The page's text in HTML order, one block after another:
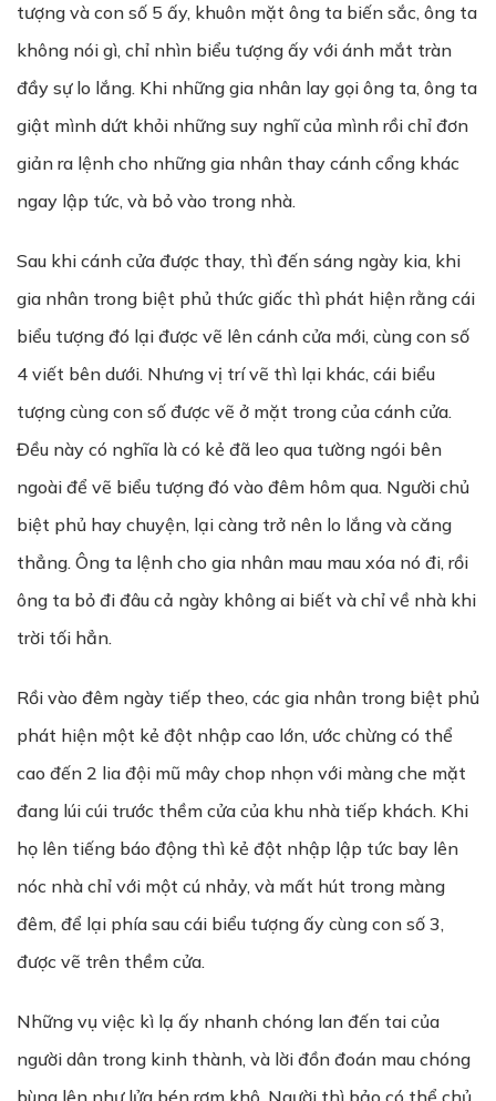
tượng và con số 5 ấy, khuôn mặt ông ta biến sắc, ông ta
không nói gì, chỉ nhìn biểu tượng ấy với ánh mắt tràn
đầy sự lo lắng. Khi những gia nhân lay gọi ông ta, ông ta
giật mình dứt khỏi những suy nghĩ của mình rồi chỉ đơn
giản ra lệnh cho những gia nhân thay cánh cổng khác
ngay lập tức, và bỏ vào trong nhà.
Sau khi cánh cửa được thay, thì đến sáng ngày kia, khi
gia nhân trong biệt phủ thức giấc thì phát hiện rằng cái
biểu tượng đó lại được vẽ lên cánh cửa mới, cùng con số
4 viết bên dưới. Nhưng vị trí vẽ thì lại khác, cái biểu
tượng cùng con số được vẽ ở mặt trong của cánh cửa.
Đều này có nghĩa là có kẻ đã leo qua tường ngói bên
ngoài để vẽ biểu tượng đó vào đêm hôm qua. Người chủ
biệt phủ hay chuyện, lại càng trở nên lo lắng và căng
thẳng. Ông ta lệnh cho gia nhân mau mau xóa nó đi, rồi
ông ta bỏ đi đâu cả ngày không ai biết và chỉ về nhà khi
trời tối hẳn.
Rồi vào đêm ngày tiếp theo, các gia nhân trong biệt phủ
phát hiện một kẻ đột nhập cao lớn, ước chừng có thể
cao đến 2 lia đội mũ mây chop nhọn với màng che mặt
đang lúi cúi trước thềm cửa của khu nhà tiếp khách. Khi
họ lên tiếng báo động thì kẻ đột nhập lập tức bay lên
nóc nhà chỉ với một cú nhảy, và mất hút trong màng
đêm, để lại phía sau cái biểu tượng ấy cùng con số 3,
được vẽ trên thềm cửa.
Những vụ việc kì lạ ấy nhanh chóng lan đến tai của
người dân trong kinh thành, và lời đồn đoán mau chóng
bùng lên như lửa bén rơm khô. Người thì bảo có thể chủ